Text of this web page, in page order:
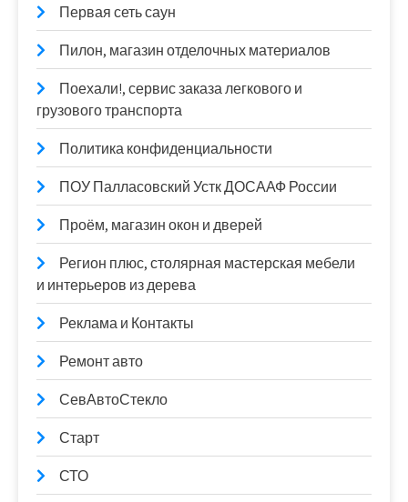
Первая сеть саун
Пилон, магазин отделочных материалов
Поехали!, сервис заказа легкового и
грузового транспорта
Политика конфиденциальности
ПОУ Палласовский Устк ДОСААФ России
Проём, магазин окон и дверей
Регион плюс, столярная мастерская мебели
и интерьеров из дерева
Реклама и Контакты
Ремонт авто
СевАвтоСтекло
Старт
СТО